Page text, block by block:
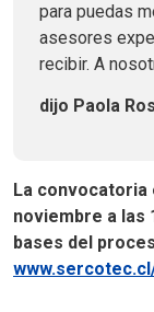
para puedas
asesores
recibir. A
dijo Paola
La convocatoria
noviembre a las
bases del